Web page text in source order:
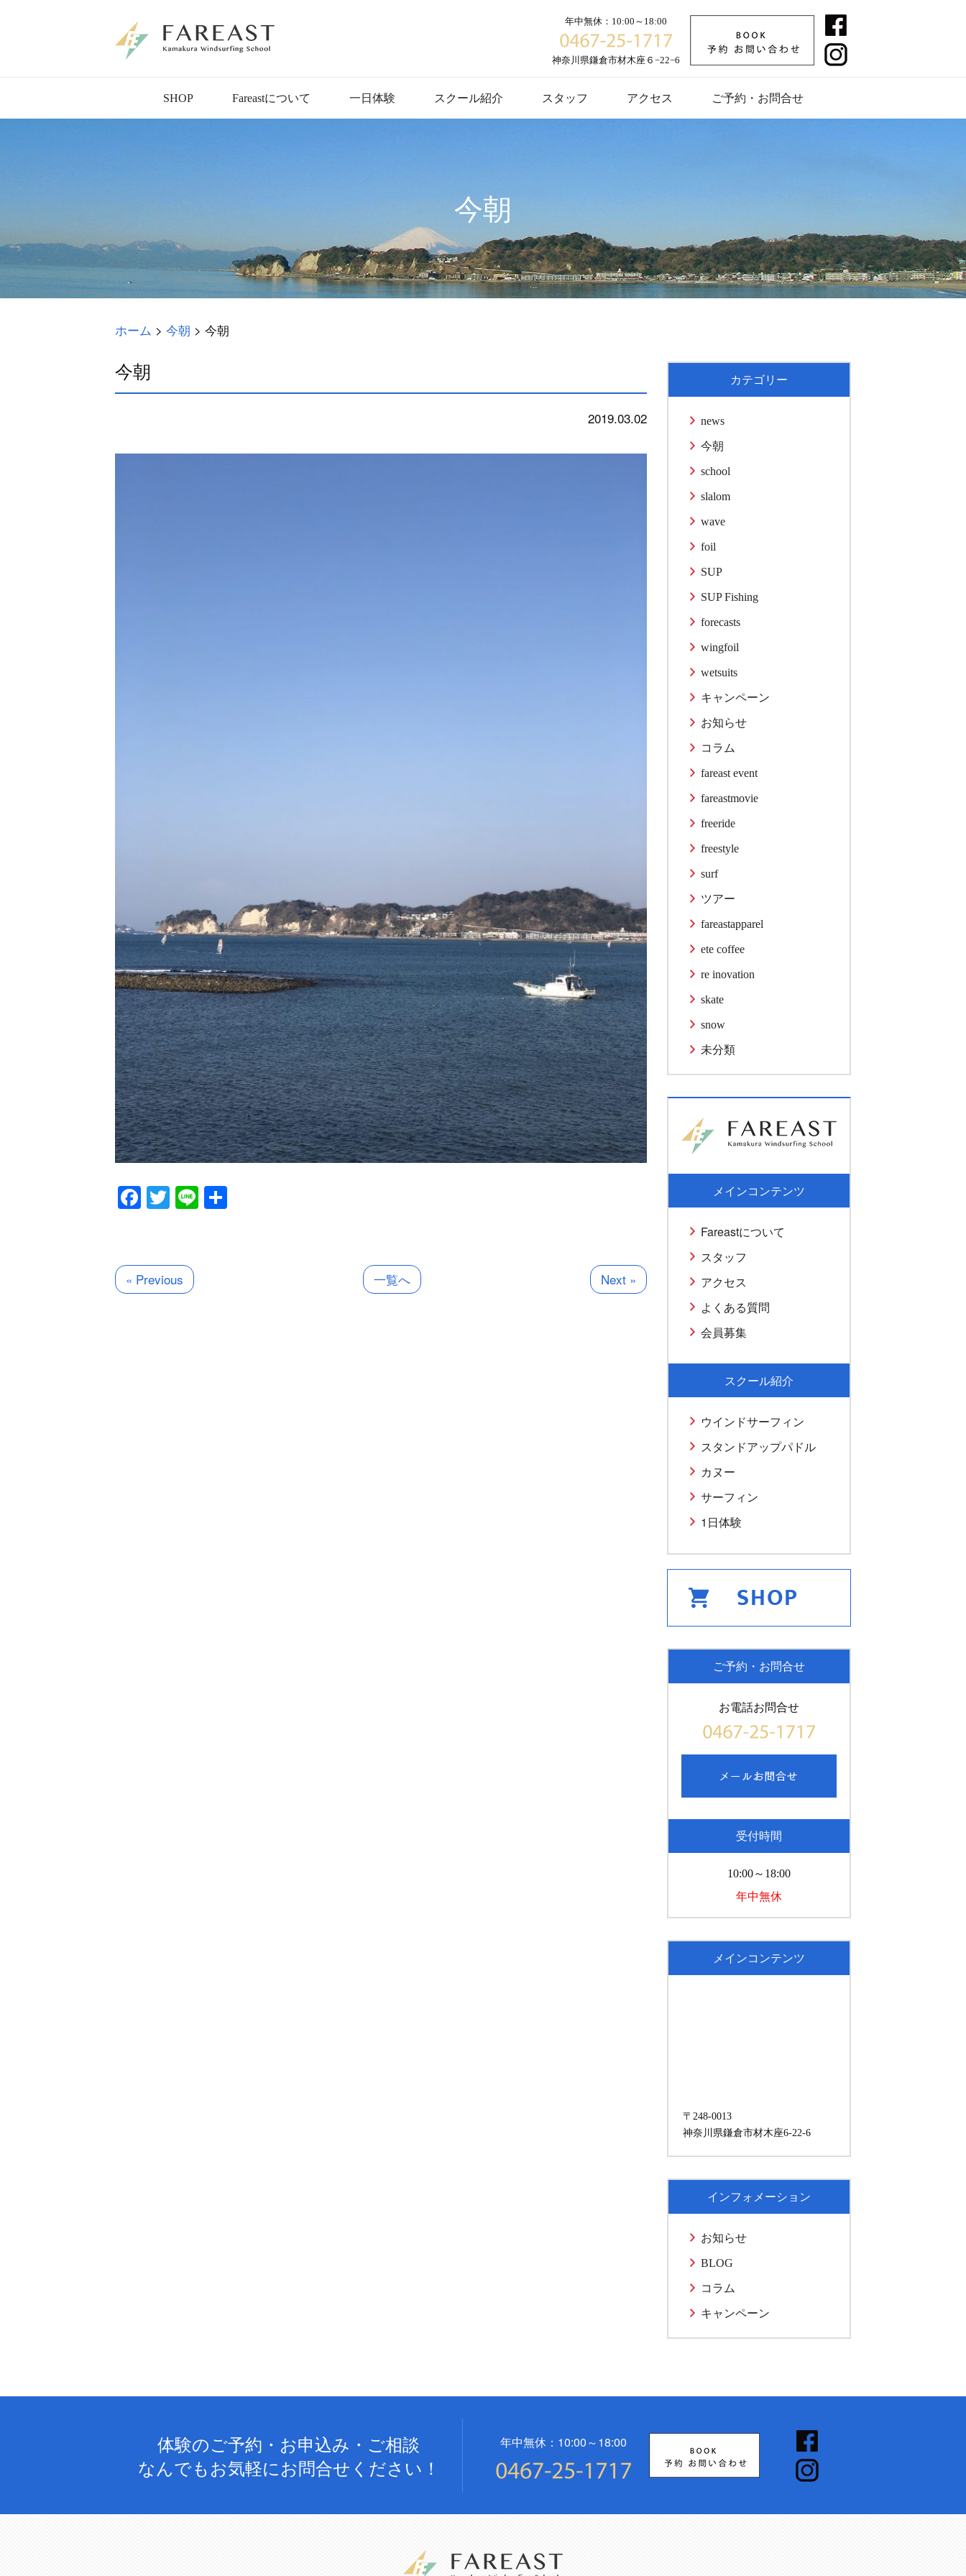
年中無休：10:00～18:00
神奈川県鎌倉市材木座６−22−6
SHOP Fareastについて 一日体験 スクール紹介 スタッフ アクセス ご予約・お問合せ
今朝
ホーム > 今朝 > 今朝
今朝
2019.03.02
Facebook
Twitter
Line
« Previous 一覧へ Next »
カテゴリー
news
今朝
school
slalom
wave
foil
SUP
SUP Fishing
forecasts
wingfoil
wetsuits
キャンペーン
お知らせ
コラム
fareast event
fareastmovie
freeride
freestyle
surf
ツアー
fareastapparel
ete coffee
re inovation
skate
snow
未分類
メインコンテンツ
Fareastについて
スタッフ
アクセス
よくある質問
会員募集
スクール紹介
ウインドサーフィン
スタンドアップパドル
カヌー
サーフィン
1日体験
ご予約・お問合せ
お電話お問合せ
受付時間
10:00～18:00
年中無休
メインコンテンツ
〒248-0013
神奈川県鎌倉市材木座6-22-6
インフォメーション
お知らせ
BLOG
コラム
キャンペーン
体験のご予約・お申込み・ご相談
なんでもお気軽にお問合せください！
年中無休：10:00～18:00